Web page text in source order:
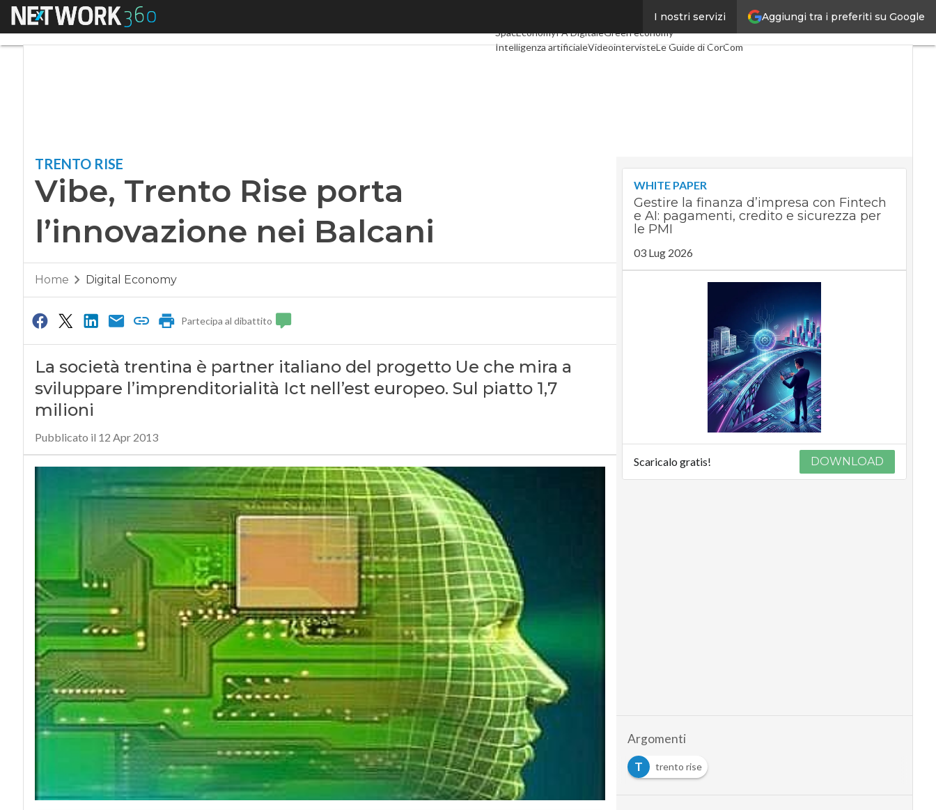
Aggiungi tra i preferiti su Google
I nostri servizi
Menu
Industria 4.0
SpacEconomyPA DigitaleGreen economy
Intelligenza artificialeVideointervisteLe Guide di CorCom
TRENTO RISE
Vibe, Trento Rise porta
l’innovazione nei Balcani
Home Digital Economy
Partecipa al dibattito
La società trentina è partner italiano del progetto Ue che mira a
sviluppare l’imprenditorialità Ict nell’est europeo. Sul piatto 1,7
milioni
Pubblicato il 12 Apr 2013
WHITE PAPER
Gestire la finanza d’impresa con Fintech
e AI: pagamenti, credito e sicurezza per
le PMI
03 Lug 2026
Scaricalo gratis! DOWNLOAD
Argomenti
T
trento rise